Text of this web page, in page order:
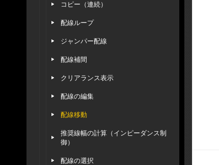
コピー（連続）
配線ループ
ジャンパー配線
配線補間
クリアランス表示
配線の編集
配線移動
推奨線幅の計算（インピーダンス制
御）
配線の選択